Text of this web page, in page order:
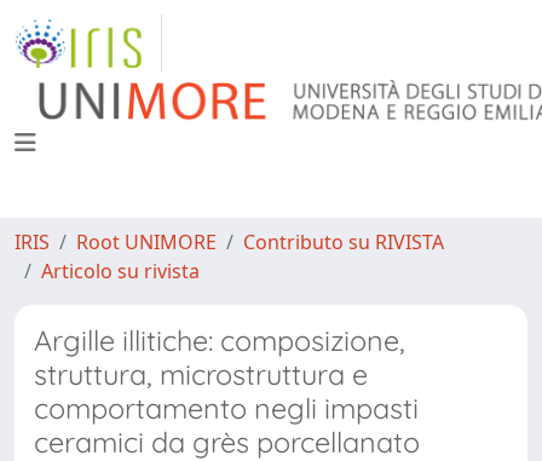
IRIS Root UNIMORE
Contributo su RIVISTA
Articolo su rivista
Argille illitiche: composizione,
struttura, microstruttura e
comportamento negli impasti
ceramici da grès porcellanato